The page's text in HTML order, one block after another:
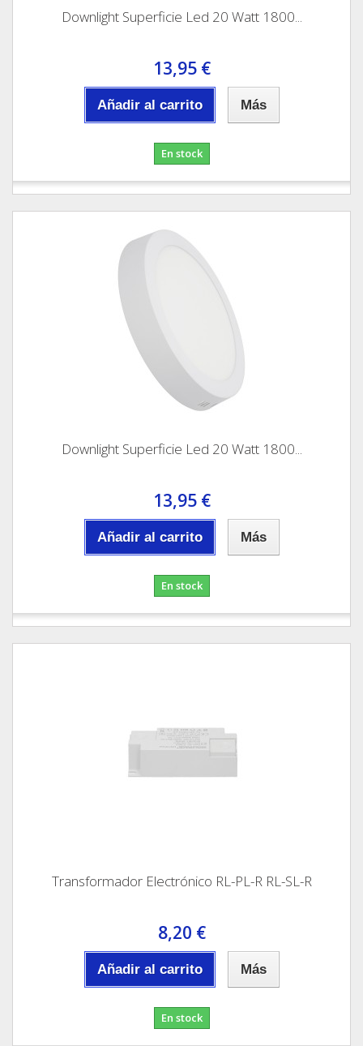
Downlight Superficie Led 20 Watt 1800...
13,95 €
Añadir al carrito Más
En stock
Downlight Superficie Led 20 Watt 1800...
13,95 €
Añadir al carrito Más
En stock
Transformador Electrónico RL-PL-R RL-SL-R
8,20 €
Añadir al carrito Más
En stock